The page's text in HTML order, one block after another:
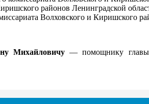
районов Ленинградской
Волховского и Киришского
Михайловичу— помощнику главы